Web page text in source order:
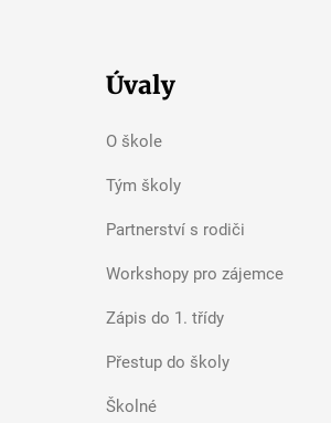
Úvaly
O škole
Tým školy
Partnerství s rodiči
Workshopy pro zájemce
Zápis do 1. třídy
Přestup do školy
Školné